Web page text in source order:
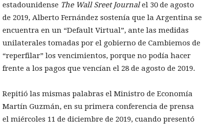
estadounidense The Wall Sreet Journalel 30 de agosto
de 2019, Alberto Fernández sostenía que la Argentina se
encuentra en un “Default Virtual”, ante las medidas
unilaterales tomadas por el gobierno de Cambiemos de
“reperfilar” los vencimientos, porque no podía hacer
frente a los pagos que vencían el 28 de agosto de 2019.
Repitió las mismas palabras el Ministro de Economía
Martín Guzmán, en su primera conferencia de prensa
el miércoles 11 de diciembre de 2019, cuando presentó